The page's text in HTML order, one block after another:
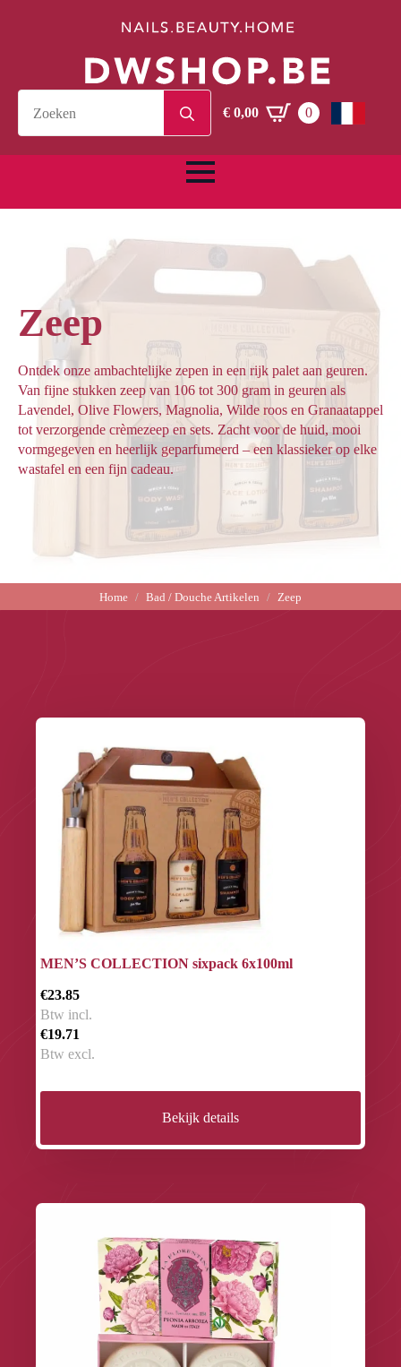
for:€0,00 0
Zeep
Ontdek onze ambachtelijke zepen in een rijk palet aan geuren.
Van fijne stukken zeep van 106 tot 300 gram in geuren als
Lavendel, Olive Flowers, Magnolia, Wilde roos en Granaatappel
tot verzorgende crèmezeep en sets. Zacht voor de huid, mooi
vormgegeven en heerlijk geparfumeerd – een klassieker op elke
wastafel en een fijn cadeau.
Home Bad / Douche Artikelen Zeep
MEN’S COLLECTION sixpack 6x100ml
€23.85
Btw incl.
€19.71
Btw excl.
Bekijk details